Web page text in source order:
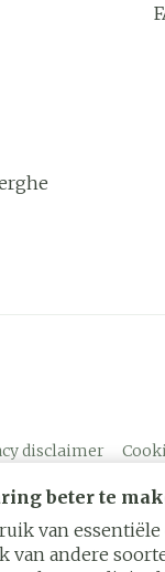
beter te
van
van andere
disclaimer